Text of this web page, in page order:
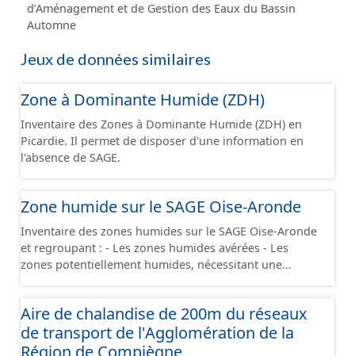
d’Aménagement et de Gestion des Eaux du Bassin
Automne
Jeux de données similaires
Zone à Dominante Humide (ZDH)
Inventaire des Zones à Dominante Humide (ZDH) en
Picardie. Il permet de disposer d'une information en
l'absence de SAGE.
Zone humide sur le SAGE Oise-Aronde
Inventaire des zones humides sur le SAGE Oise-Aronde
et regroupant : - Les zones humides avérées - Les
zones potentiellement humides, nécessitant une
Aire de chalandise de 200m du réseaux
de transport de l'Agglomération de la
Région de Compiègne